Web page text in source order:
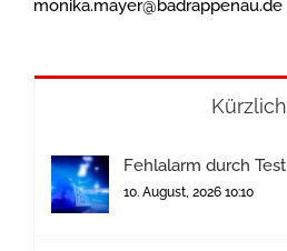
monika.mayer@badrappenau.de
Kürzlich
Fehlalarm durch Test
10. August, 2026 10:10